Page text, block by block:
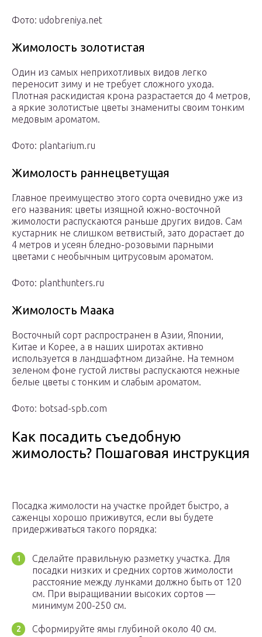
Фото: udobreniya.net
Жимолость золотистая
Один из самых неприхотливых видов легко
переносит зиму и не требует сложного ухода.
Плотная раскидистая крона разрастается до 4 метров,
а яркие золотистые цветы знамениты своим тонким
медовым ароматом.
Фото: plantarium.ru
Жимолость раннецветущая
Главное преимущество этого сорта очевидно уже из
его названия: цветы изящной южно-восточной
жимолости распускаются раньше других видов. Сам
кустарник не слишком ветвистый, зато дорастает до
4 метров и усеян бледно-розовыми парными
цветами с необычным цитрусовым ароматом.
Фото: planthunters.ru
Жимолость Маака
Восточный сорт распространен в Азии, Японии,
Китае и Корее, а в наших широтах активно
используется в ландшафтном дизайне. На темном
зеленом фоне густой листвы распускаются нежные
белые цветы с тонким и слабым ароматом.
Фото: botsad-spb.com
Как посадить съедобную
жимолость? Пошаговая инструкция
Посадка жимолости на участке пройдет быстро, а
саженцы хорошо приживутся, если вы будете
придерживаться такого порядка:
Сделайте правильную разметку участка. Для
посадки низких и средних сортов жимолости
расстояние между лунками должно быть от 120
см. При выращивании высоких сортов —
минимум 200-250 см.
Сформируйте ямы глубиной около 40 см.